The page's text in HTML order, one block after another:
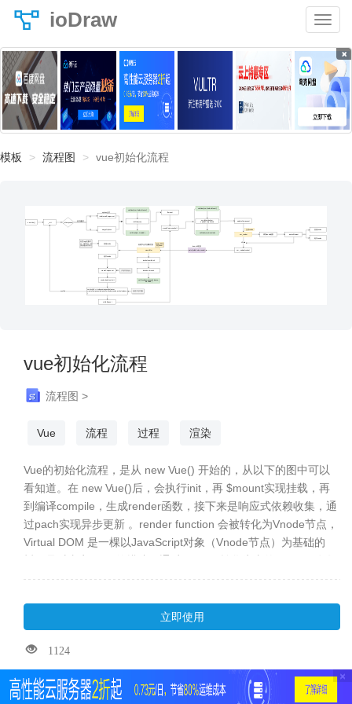
ioDraw
×
模板 流程图 vue初始化流程
vue初始化流程
流程图 >
Vue 流程 过程 渲染
Vue的初始化流程，是从 new Vue() 开始的，从以下的图中可以
看知道。在 new Vue()后，会执行init，再 $mount实现挂载，再
到编译compile，生成render函数，接下来是响应式依赖收集，通
过pach实现异步更新 。render function 会被转化为Vnode节点，
Virtual DOM 是一棵以JavaScript对象（Vnode节点）为基础的
据有变化时，会通过setter -> Watcher -> update 来更新视图。整
生命周期。从开始创建、初始化数据、编译模板、挂载Dom→渲
染、更新→渲染、卸载等一系列过程，称之为 Vue 的生命周期。
立即使用
1124
×